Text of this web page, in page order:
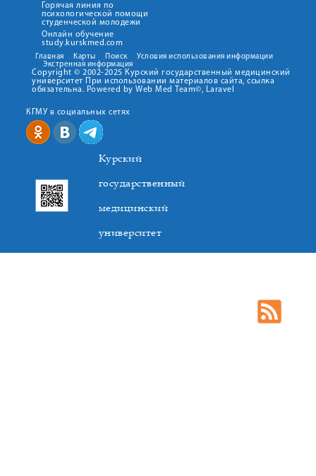
Горячая линия по
психологической помощи
студенческой молодежи
Онлайн обучение
study.kurskmed.com
Главная Карты Поиск
Условия использования информации
Экстренная информация
Copyright © 2002-2025 Курский государственный медицинский
университет При использовании материалов сайта, ссылка
обязательна. Powered by Web Med Team©, Laravel
КГМУ в социальных сетях
Курский
государственный
медицинский
университет